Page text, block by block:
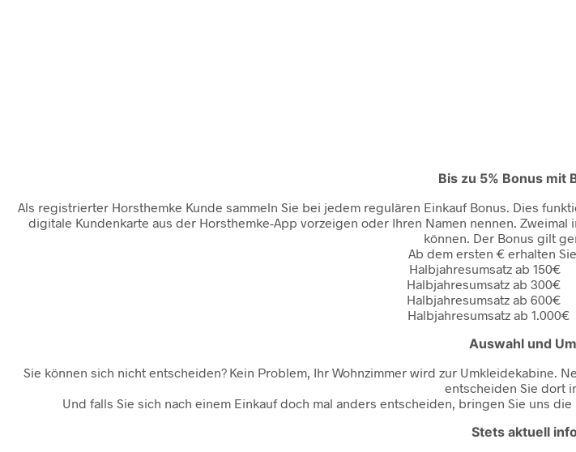
Bis zu 5% Bonus mit
Als registrierter Horsthemke Kunde sammeln Sie bei jedem regulären Einkauf Bonus. Dies
digitale Kundenkarte aus der Horsthemke-App vorzeigen oder Ihren Namen nennen.
können. Der Bonus gilt
Ab dem ersten €
Halbjahresumsatz ab
Halbjahresumsatz ab
Halbjahresumsatz ab
Halbjahresumsatz ab
Auswahl und
Sie können sich nicht entscheiden? Kein Problem, Ihr Wohnzimmer wird zur Umkleidekabine.
entscheiden Sie dort
Und falls Sie sich nach einem Einkauf doch mal anders entscheiden, bringen Sie uns
Stets aktuell